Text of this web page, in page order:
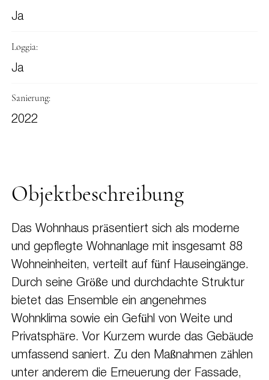
Ja
Loggia:
Ja
Sanierung:
2022
Objektbeschreibung
Das Wohnhaus präsentiert sich als moderne
und gepflegte Wohnanlage mit insgesamt 88
Wohneinheiten, verteilt auf fünf Hauseingänge.
Durch seine Größe und durchdachte Struktur
bietet das Ensemble ein angenehmes
Wohnklima sowie ein Gefühl von Weite und
Privatsphäre. Vor Kurzem wurde das Gebäude
umfassend saniert. Zu den Maßnahmen zählen
unter anderem die Erneuerung der Fassade,